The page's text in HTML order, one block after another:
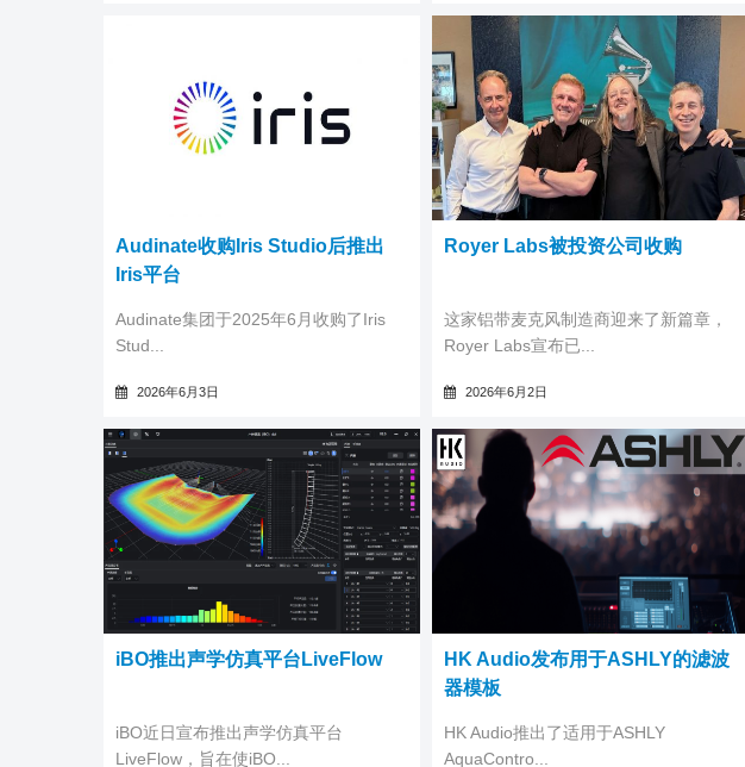
Audinate收购Iris Studio后推出
Iris平台
Audinate集团于2025年6月收购了Iris
Stud...
2026年6月3日
Royer Labs被投资公司收购
这家铝带麦克风制造商迎来了新篇章，
Royer Labs宣布已...
2026年6月2日
iBO推出声学仿真平台LiveFlow
iBO近日宣布推出声学仿真平台
LiveFlow，旨在使iBO...
HK Audio发布用于ASHLY的滤波
器模板
HK Audio推出了适用于ASHLY
AquaContro...